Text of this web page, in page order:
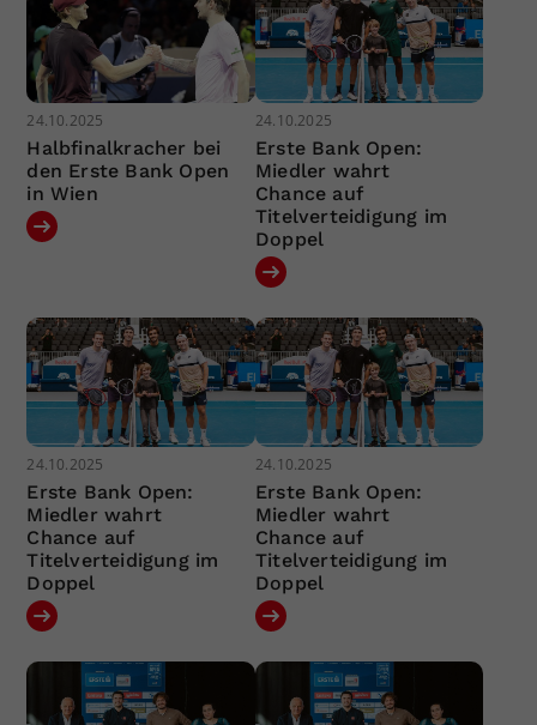
24.10.2025
Halbfinalkracher bei
den Erste Bank Open
in Wien
24.10.2025
Erste Bank Open:
Miedler wahrt
Chance auf
Titelverteidigung im
Doppel
24.10.2025
Erste Bank Open:
Miedler wahrt
Chance auf
Titelverteidigung im
Doppel
24.10.2025
Erste Bank Open:
Miedler wahrt
Chance auf
Titelverteidigung im
Doppel